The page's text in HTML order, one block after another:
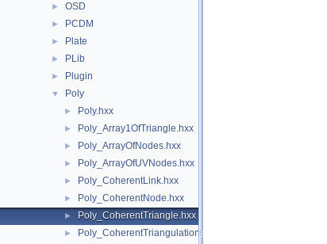
► OSD
► PCDM
► Plate
► PLib
► Plugin
▼ Poly
► Poly.hxx
► Poly_Array1OfTriangle.hxx
► Poly_ArrayOfNodes.hxx
► Poly_ArrayOfUVNodes.hxx
► Poly_CoherentLink.hxx
► Poly_CoherentNode.hxx
► Poly_CoherentTriangle.hxx
► Poly_CoherentTriangulation.hxx